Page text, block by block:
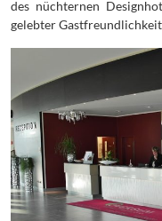
des nüchternen
gelebter